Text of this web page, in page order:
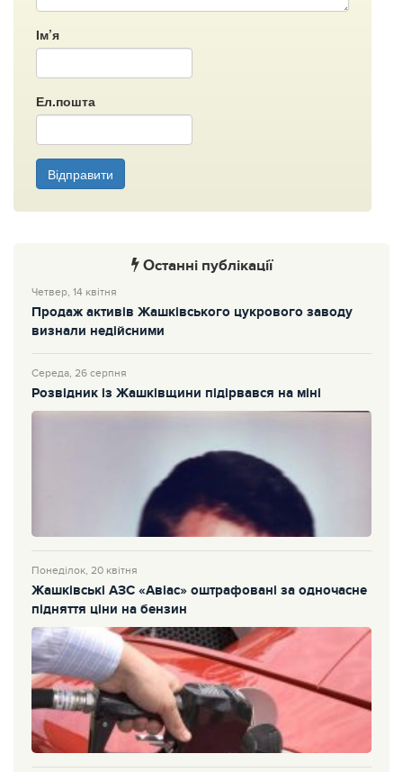
Ім’я
Ел.пошта
Відправити
Останні публікації
Четвер, 14 квітня
Продаж активів Жашківського цукрового заводу
визнали недійсними
Середа, 26 серпня
Розвідник із Жашківщини підірвався на міні
Понеділок, 20 квітня
Жашківські АЗС «Авіас» оштрафовані за одночасне
підняття ціни на бензин